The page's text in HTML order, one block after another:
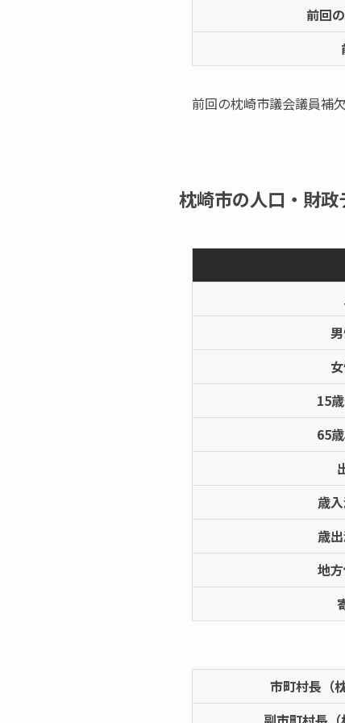
前回
前回の枕崎市議会議員補
枕崎市の人口・財政
15
65
歳
歳
地
市町村長（